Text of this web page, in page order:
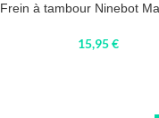
Frein à tambour Ninebot
15,95€